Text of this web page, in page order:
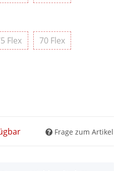
Flex75 Flex70 Flex70 Flex
Frage zum Artikel